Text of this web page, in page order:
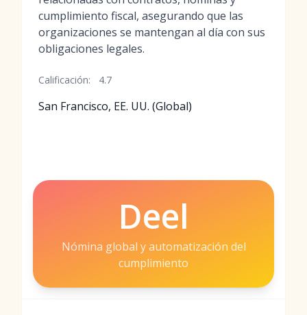
cumplimiento fiscal, asegurando que las
organizaciones se mantengan al día con sus
obligaciones legales.
Calificación: 4.7
San Francisco, EE. UU. (Global)
Deel
Nómina global y automatización del
cumplimiento